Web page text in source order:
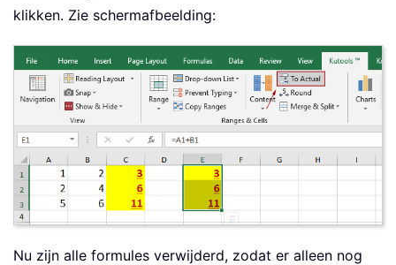
klikken. Zie schermafbeelding:
Nu zijn alle formules verwijderd, zodat er alleen nog